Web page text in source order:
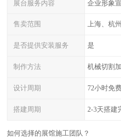
展台服务内容 企业形象
售卖范围 上海、杭
是否提供安装服务 是
制作方法 机械切割
设计周期 72小时免
搭建周期 2-3天搭建
如何选择的展馆施工团队？